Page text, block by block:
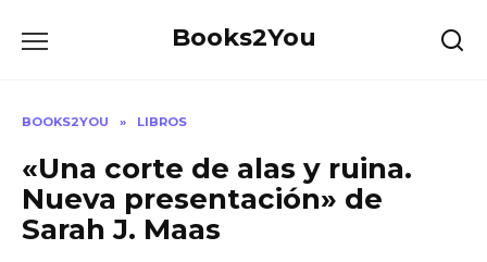
Books2You
BOOKS2YOU » LIBROS
«Una corte de alas y ruina.
Nueva presentación» de
Sarah J. Maas